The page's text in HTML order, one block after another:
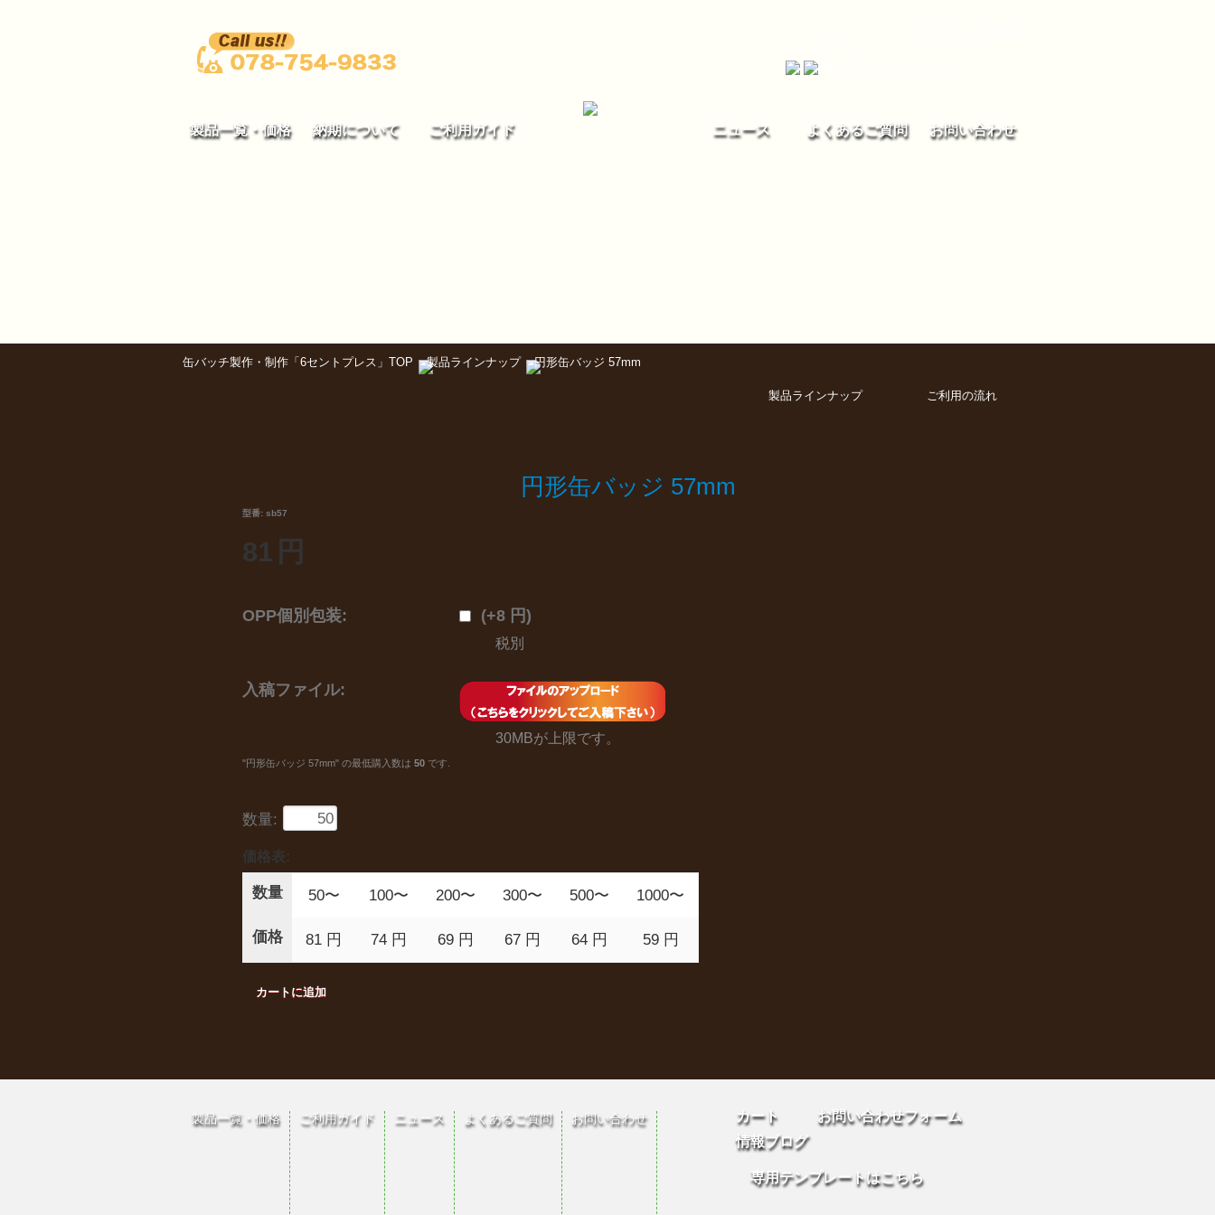
製品一覧・価格 納期について ご利用ガイド ニュース よくあるご質問 お問い合わせ
缶バッチ製作・制作「6セントプレス」TOP 製品ラインナップ 円形缶バッジ 57mm
製品ラインナップ ご利用の流れ
円形缶バッジ 57mm
型番: sb57
81 円
OPP個別包装: (+8 円)
税別
入稿ファイル:
30MBが上限です。
"円形缶バッジ 57mm" の最低購入数は 50 です.
数量:
価格表:
数量 50〜 100〜 200〜 300〜 500〜 1000〜
価格 81 円 74 円 69 円 67 円 64 円 59 円
製品一覧・価格 ご利用ガイド ニュース よくあるご質問 お問い合わせ カート
お問い合わせフォーム
情報ブログ
専用テンプレートはこちら